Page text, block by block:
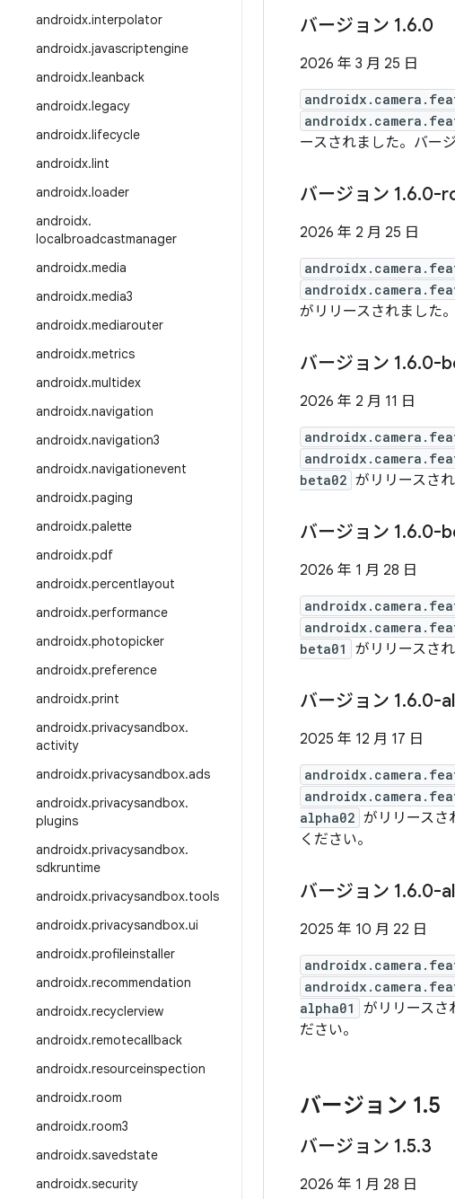
androidx.interpolator
androidx.javascriptengine
androidx.leanback
androidx.legacy
androidx.lifecycle
androidx.lint
androidx.loader
androidx.
localbroadcastmanager
androidx.media
androidx.media3
androidx.mediarouter
androidx.metrics
androidx.multidex
androidx.navigation
androidx.navigation3
androidx.navigationevent
androidx.paging
androidx.palette
androidx.pdf
androidx.percentlayout
androidx.performance
androidx.photopicker
androidx.preference
androidx.print
androidx.privacysandbox.
activity
androidx.privacysandbox.ads
androidx.privacysandbox.
plugins
androidx.privacysandbox.
sdkruntime
androidx.privacysandbox.tools
androidx.privacysandbox.ui
androidx.profileinstaller
androidx.recommendation
androidx.recyclerview
androidx.remotecallback
androidx.resourceinspection
androidx.room
androidx.room3
androidx.savedstate
androidx.security
バージョン 1.6.0
2026 年 3 月 25 日
ースされました。バー
バージョン 1.6.0-
2026 年 2 月 25 日
がリリースされました
バージョン 1.6.0-
2026 年 2 月 11 日
beta02 がリリースさ
バージョン 1.6.0-
2026 年 1 月 28 日
beta01
がリリースさ
バージョン 1.6.0-
2025 年 12 月 17 日
alpha02 がリリースさ
ください。
バージョン 1.6.0-
2025 年 10 月 22 日
alpha01
がリリースさ
ださい。
バージョン 1.5
バージョン 1.5.3
2026 年 1 月 28 日